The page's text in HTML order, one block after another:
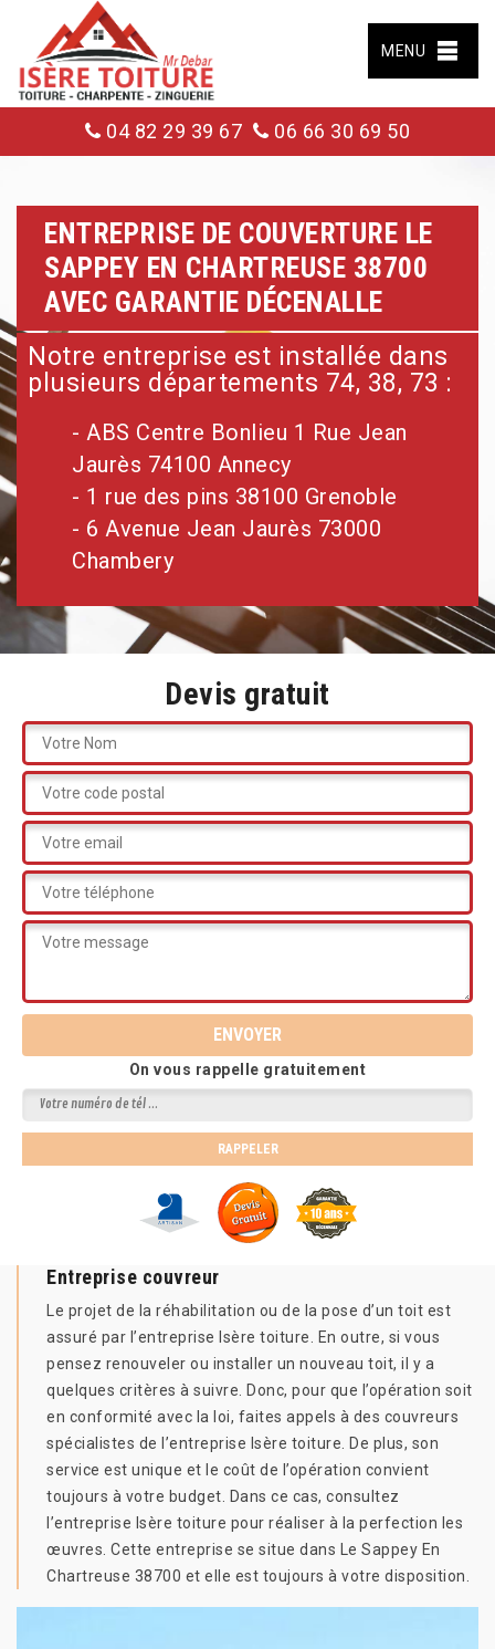
MENU
04 82 29 39 67 06 66 30 69 50
ENTREPRISE DE COUVERTURE LE
SAPPEY EN CHARTREUSE 38700
AVEC GARANTIE DÉCENALLE
Notre entreprise est installée dans
plusieurs départements 74, 38, 73 :
- ABS Centre Bonlieu 1 Rue Jean
Jaurès 74100 Annecy
- 1 rue des pins 38100 Grenoble
- 6 Avenue Jean Jaurès 73000
Chambery
Devis gratuit
On vous rappelle gratuitement
Entreprise couvreur
Le projet de la réhabilitation ou de la pose d’un toit est
assuré par l’entreprise Isère toiture. En outre, si vous
pensez renouveler ou installer un nouveau toit, il y a
quelques critères à suivre. Donc, pour que l’opération soit
en conformité avec la loi, faites appels à des couvreurs
spécialistes de l’entreprise Isère toiture. De plus, son
service est unique et le coût de l’opération convient
toujours à votre budget. Dans ce cas, consultez
l’entreprise Isère toiture pour réaliser à la perfection les
œuvres. Cette entreprise se situe dans Le Sappey En
Chartreuse 38700 et elle est toujours à votre disposition.